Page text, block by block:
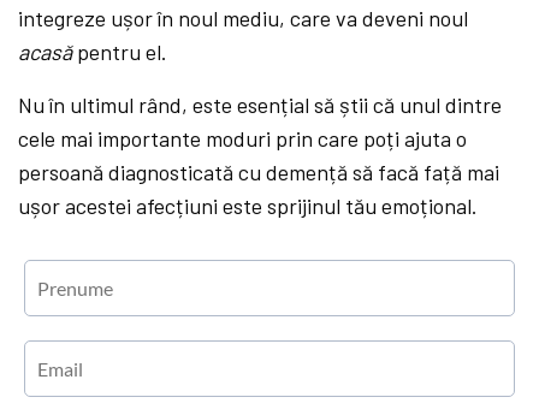
integreze ușor în noul mediu, care va deveni noul
acasăpentru el.
Nu în ultimul rând, este esențial să știi că unul dintre
cele mai importante moduri prin care poți ajuta o
persoană diagnosticată cu demență să facă față mai
ușor acestei afecțiuni este sprijinul tău emoțional.